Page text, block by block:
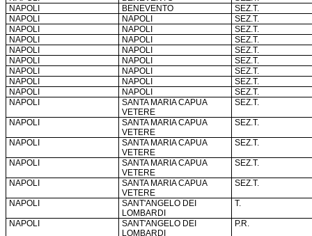
NAPOLI
BENEVENTO
SEZ.T.
NAPOLI
NAPOLI
SEZ.T.
NAPOLI
NAPOLI
SEZ.T.
NAPOLI
NAPOLI
SEZ.T.
NAPOLI
NAPOLI
SEZ.T.
NAPOLI
NAPOLI
SEZ.T.
NAPOLI
NAPOLI
SEZ.T.
NAPOLI
NAPOLI
SEZ.T.
NAPOLI
NAPOLI
SEZ.T.
NAPOLI
SANTA MARIA CAPUA
VETERE
SEZ.T.
NAPOLI
SANTA MARIA CAPUA
VETERE
SEZ.T.
NAPOLI
SANTA MARIA CAPUA
VETERE
SEZ.T.
NAPOLI
SANTA MARIA CAPUA
VETERE
SEZ.T.
NAPOLI
SANTA MARIA CAPUA
VETERE
SEZ.T.
NAPOLI
SANT'ANGELO DEI
LOMBARDI
T.
NAPOLI
SANT'ANGELO DEI
LOMBARDI
P.R.